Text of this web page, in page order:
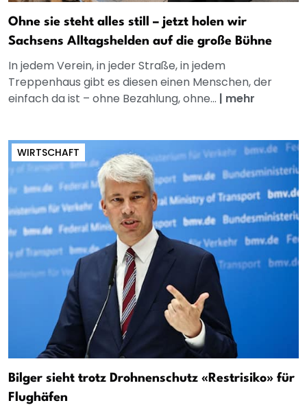
Ohne sie steht alles still – jetzt holen wir
Sachsens Alltagshelden auf die große Bühne
In jedem Verein, in jeder Straße, in jedem
Treppenhaus gibt es diesen einen Menschen, der
einfach da ist – ohne Bezahlung, ohne... | mehr
WIRTSCHAFT
Bilger sieht trotz Drohnenschutz «Restrisiko» für
Flughäfen